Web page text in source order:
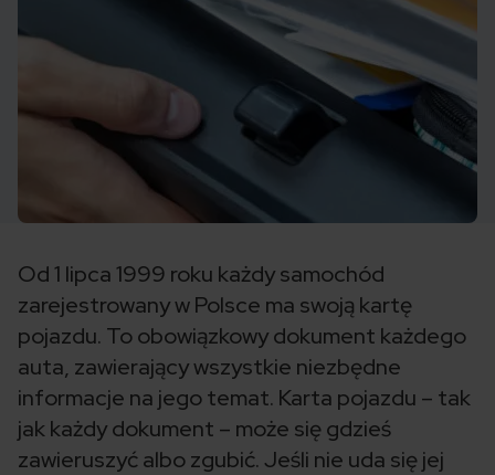
Od 1 lipca 1999 roku każdy samochód
zarejestrowany w Polsce ma swoją kartę
pojazdu. To obowiązkowy dokument każdego
auta, zawierający wszystkie niezbędne
informacje na jego temat. Karta pojazdu – tak
jak każdy dokument – może się gdzieś
zawieruszyć albo zgubić. Jeśli nie uda się jej